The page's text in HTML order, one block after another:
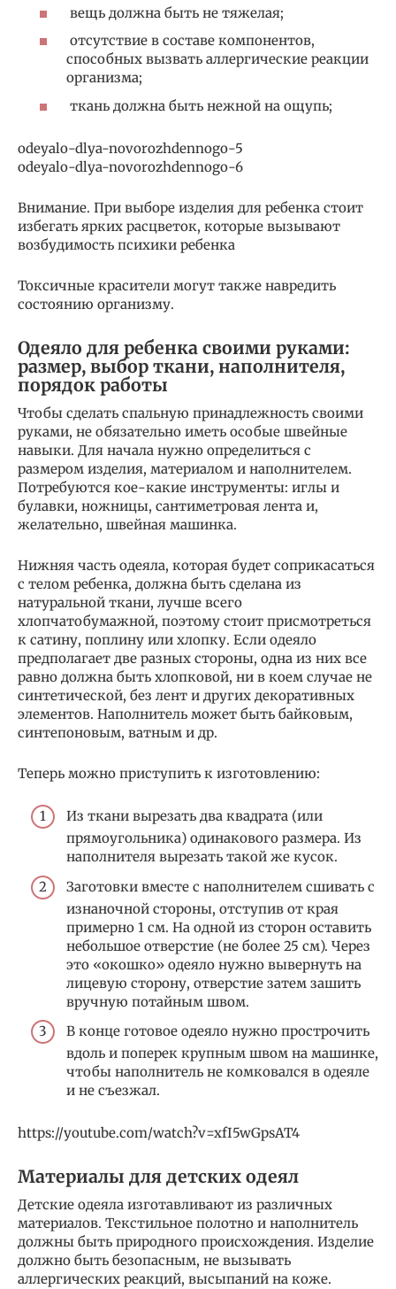
вещь должна быть не тяжелая;
отсутствие в составе компонентов,
способных вызвать аллергические реакции
организма;
ткань должна быть нежной на ощупь;
odeyalo-dlya-novorozhdennogo-5
odeyalo-dlya-novorozhdennogo-6
Внимание. При выборе изделия для ребенка стоит
избегать ярких расцветок, которые вызывают
возбудимость психики ребенка
Токсичные красители могут также навредить
состоянию организму.
Одеяло для ребенка своими руками:
размер, выбор ткани, наполнителя,
порядок работы
Чтобы сделать спальную принадлежность своими
руками, не обязательно иметь особые швейные
навыки. Для начала нужно определиться с
размером изделия, материалом и наполнителем.
Потребуются кое-какие инструменты: иглы и
булавки, ножницы, сантиметровая лента и,
желательно, швейная машинка.
Нижняя часть одеяла, которая будет соприкасаться
с телом ребенка, должна быть сделана из
натуральной ткани, лучше всего
хлопчатобумажной, поэтому стоит присмотреться
к сатину, поплину или хлопку. Если одеяло
предполагает две разных стороны, одна из них все
равно должна быть хлопковой, ни в коем случае не
синтетической, без лент и других декоративных
элементов. Наполнитель может быть байковым,
синтепоновым, ватным и др.
Теперь можно приступить к изготовлению:
Из ткани вырезать два квадрата (или
прямоугольника) одинакового размера. Из
наполнителя вырезать такой же кусок.
Заготовки вместе с наполнителем сшивать с
изнаночной стороны, отступив от края
примерно 1 см. На одной из сторон оставить
небольшое отверстие (не более 25 см). Через
это «окошко» одеяло нужно вывернуть на
лицевую сторону, отверстие затем зашить
вручную потайным швом.
В конце готовое одеяло нужно прострочить
вдоль и поперек крупным швом на машинке,
чтобы наполнитель не комковался в одеяле
и не съезжал.
https://youtube.com/watch?v=xfI5wGpsAT4
Материалы для детских одеял
Детские одеяла изготавливают из различных
материалов. Текстильное полотно и наполнитель
должны быть природного происхождения. Изделие
должно быть безопасным, не вызывать
аллергических реакций, высыпаний на коже.